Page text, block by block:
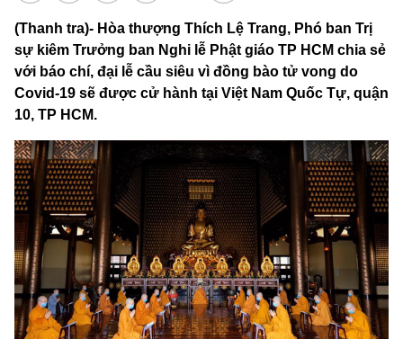
(Thanh tra)- Hòa thượng Thích Lệ Trang, Phó ban Trị
sự kiêm Trưởng ban Nghi lễ Phật giáo TP HCM chia sẻ
với báo chí, đại lễ cầu siêu vì đồng bào tử vong do
Covid-19 sẽ được cử hành tại Việt Nam Quốc Tự, quận
10, TP HCM.